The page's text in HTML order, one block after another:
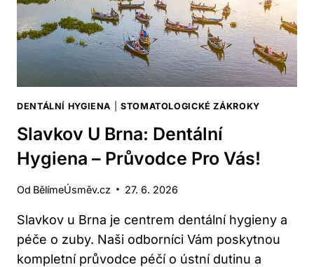
DENTÁLNÍ HYGIENA STOMATOLOGICKÉ ZÁKROKY
Slavkov U Brna: Dentální
Hygiena – Průvodce Pro Vás!
Od BělímeÚsměv.cz 27. 6. 2026
Slavkov u Brna je centrem dentální hygieny a
péče o zuby. Naši odborníci Vám poskytnou
kompletní průvodce péčí o ústní dutinu a